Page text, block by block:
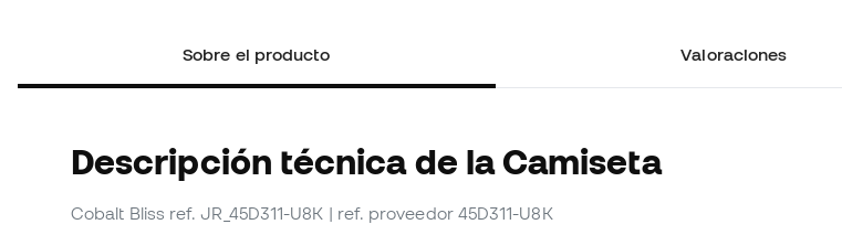
Sobre el producto Valoraciones
Descripción técnica de la Camiseta
Cobalt Bliss ref. JR_45D311-U8K | ref. proveedor 45D311-U8K